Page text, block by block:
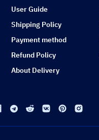
User Guide
Shipping Policy
Payment method
Refund Policy
About Delivery